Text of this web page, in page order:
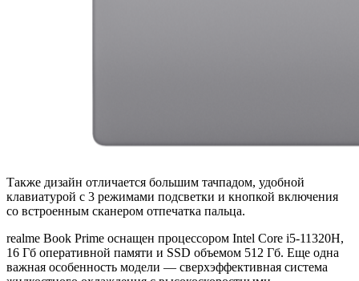
Также дизайн отличается большим тачпадом, удобной
клавиатурой с 3 режимами подсветки и кнопкой включения
со встроенным сканером отпечатка пальца.
realme Book Prime оснащен процессором Intel Core i5-11320H,
16 Гб оперативной памяти и SSD объемом 512 Гб. Еще одна
важная особенность модели — сверхэффективная система